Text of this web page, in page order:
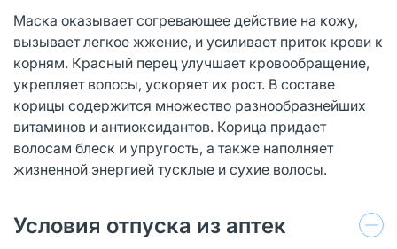
Маска оказывает согревающее действие на кожу,
вызывает легкое жжение, и усиливает приток крови к
корням. Красный перец улучшает кровообращение,
укрепляет волосы, ускоряет их рост. В составе
корицы содержится множество разнообразнейших
витаминов и антиоксидантов. Корица придает
волосам блеск и упругость, а также наполняет
жизненной энергией тусклые и сухие волосы.
Условия отпуска из аптек